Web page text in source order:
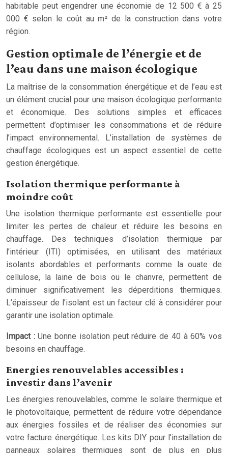
habitable peut engendrer une économie de 12 500 € à 25
000 € selon le coût au m² de la construction dans votre
région.
Gestion optimale de l’énergie et de
l’eau dans une maison écologique
La maîtrise de la consommation énergétique et de l’eau est
un élément crucial pour une maison écologique performante
et économique. Des solutions simples et efficaces
permettent d’optimiser les consommations et de réduire
l’impact environnemental. L’installation de systèmes de
chauffage écologiques est un aspect essentiel de cette
gestion énergétique.
Isolation thermique performante à
moindre coût
Une isolation thermique performante est essentielle pour
limiter les pertes de chaleur et réduire les besoins en
chauffage. Des techniques d’isolation thermique par
l’intérieur (ITI) optimisées, en utilisant des matériaux
isolants abordables et performants comme la ouate de
cellulose, la laine de bois ou le chanvre, permettent de
diminuer significativement les déperditions thermiques.
L’épaisseur de l’isolant est un facteur clé à considérer pour
garantir une isolation optimale.
Impact :Une bonne isolation peut réduire de 40 à 60% vos
besoins en chauffage.
Energies renouvelables accessibles :
investir dans l’avenir
Les énergies renouvelables, comme le solaire thermique et
le photovoltaïque, permettent de réduire votre dépendance
aux énergies fossiles et de réaliser des économies sur
votre facture énergétique. Les kits DIY pour l’installation de
panneaux solaires thermiques sont de plus en plus